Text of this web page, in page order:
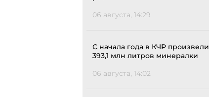
06 августа, 14:29
С начала года в КЧР произвели
393,1 млн литров минералки
06 августа, 14:02